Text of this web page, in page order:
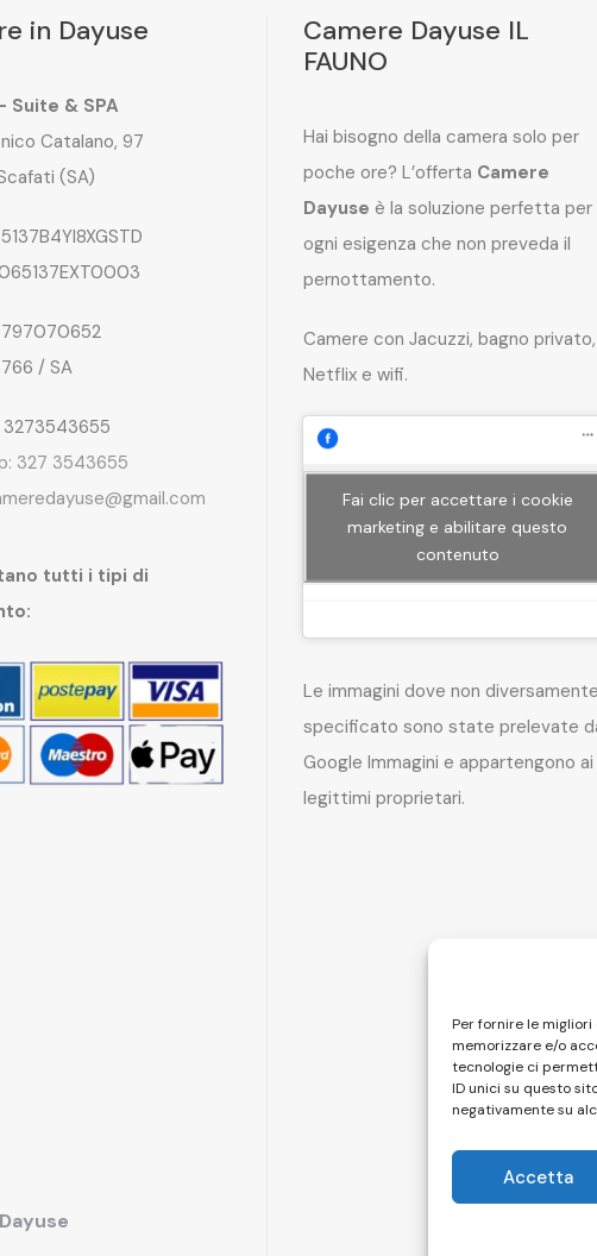
Per fornire le
memorizzare e/o
tecnologie ci
ID unici su questo
negativamente su
Accetta
in Dayuse
Suite & SPA
Catalano, 97
(SA)
/ SA
3273543655
327 3543655
tutti i tipi di
Camere Dayuse IL
FAUNO
Hai bisogno della camera solo per
poche ore? L’offerta Camere
Dayuse è la soluzione perfetta per
ogni esigenza che non preveda il
pernottamento.
Camere con Jacuzzi, bagno privato,
Netflix e wifi.
Fai clic per accettare i cookie
marketing e abilitare questo
contenuto
Le immagini dove non diversamente
specificato sono state prelevate
Google Immagini e appartengono ai
legittimi proprietari.